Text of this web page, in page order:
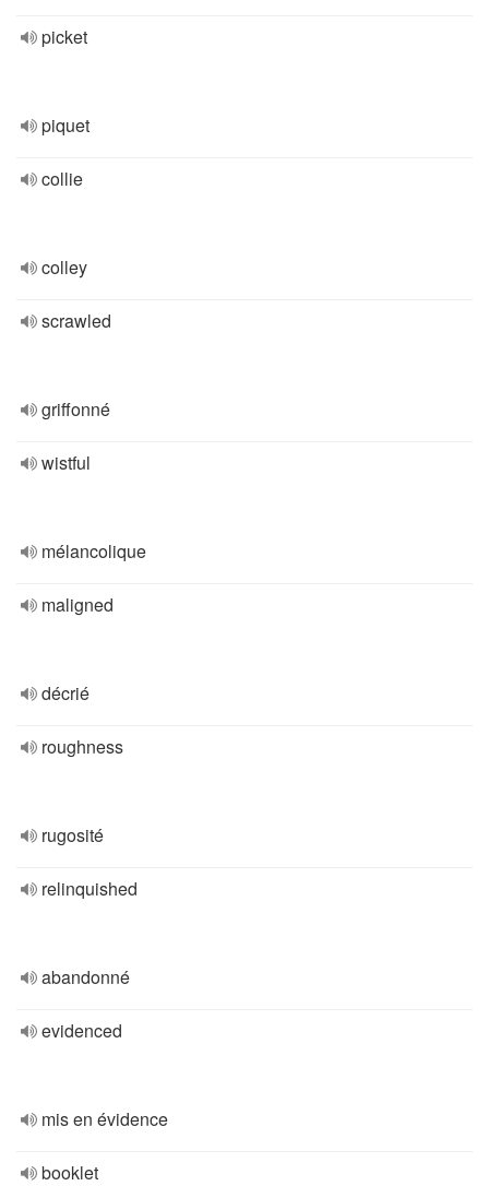
picket
piquet
collie
colley
scrawled
griffonné
wistful
mélancolique
maligned
décrié
roughness
rugosité
relinquished
abandonné
evidenced
mis en évidence
booklet